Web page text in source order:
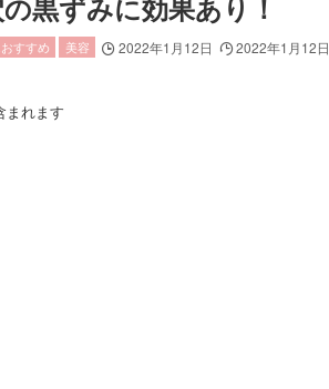
黒ずみに効果あり！
すすめ 美容 2022年1月12日 2022年1月12日
まれます